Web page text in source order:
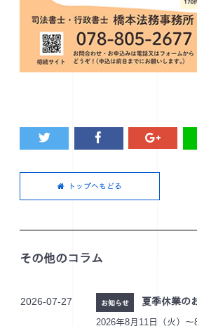
トップへもどる
その他のコラム
2026-07-27 お知らせ 夏季休業の
2026年8月11日（火）～